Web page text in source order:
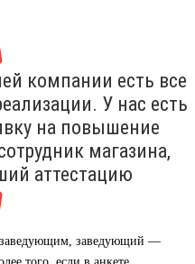
компании есть все
У нас есть
на повышение
магазина,
аттестацию
заведующим, заведующий —